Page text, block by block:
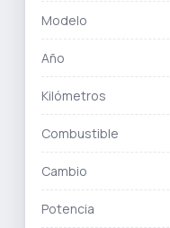
Modelo
Año
Kilómetros
Combustible
Cambio
Potencia